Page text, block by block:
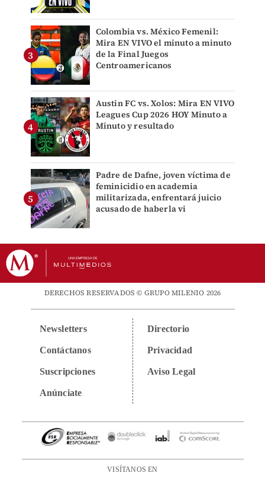
Colombia vs. México Femenil:
Mira EN VIVO el minuto a minuto
de la Final Juegos
Centroamericanos
Austin FC vs. Xolos: Mira EN VIVO
Leagues Cup 2026 HOY Minuto a
Minuto y resultado
Padre de Dafne, joven víctima de
feminicidio en academia
militarizada, enfrentará juicio
acusado de haberla vi
DERECHOS RESERVADOS © GRUPO MILENIO 2026
Newsletters
Contáctanos
Suscripciones
Anúnciate
Directorio
Privacidad
Aviso Legal
VISÍTANOS EN